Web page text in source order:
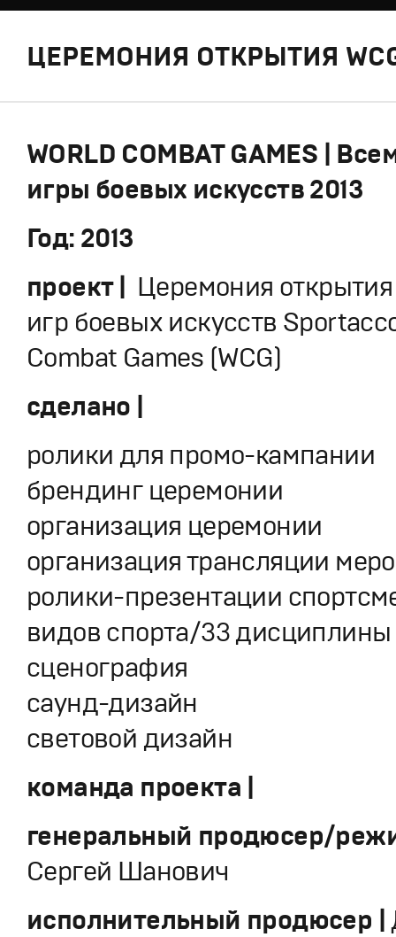
ЦЕРЕМОНИЯ ОТКРЫТИЯ
WORLD COMBAT GAMES |
игры боевых искусств 2013
Год: 2013
проект | Церемония
игр боевых искусств
Combat Games (WCG)
сделано |
ролики для промо-кампании
брендинг церемонии
организация церемонии
организация трансляции
ролики-презентации
видов спорта/33 дисциплины
сценография
саунд-дизайн
световой дизайн
команда проекта |
генеральный продюсер/
Сергей Шанович
исполнительный продюсер |